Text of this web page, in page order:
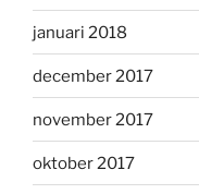
januari 2018
december 2017
november 2017
oktober 2017